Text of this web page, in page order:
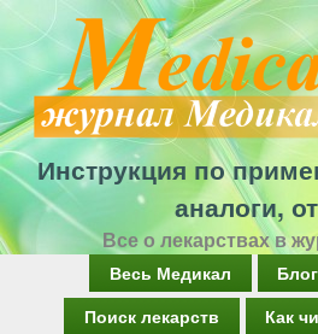
Перейти
к
основному
содержанию
Инструкция по
аналоги,
Все о лекарствах в
Весь Медикал
Поиск лекарств
Как